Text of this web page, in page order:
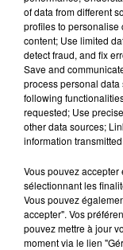
0:00
14 février 2021 - 3
Sondage du
Du lundi au
Aline et Laura pour
programme : le jeu
jour, l'info moulaga,
of data from different
profiles to personalise
content; Use limited
detect fraud, and fix
Save and
process personal
following
requested; Use
other data sources;
information
Vous pouvez accepter
sélectionnant les
Vous pouvez
accepter". Vos
pouvez mettre à jour
moment via le lien